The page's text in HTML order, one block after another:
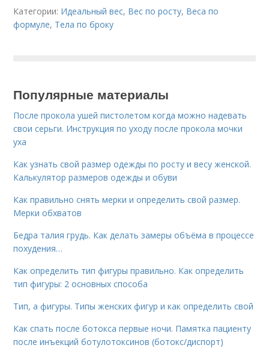
Категории: Идеальный вес, Вес по росту, Веса по
формуле, Тела по броку
Популярные материалы
После прокола ушей пистолетом когда можно надевать
свои серьги. Инструкция по уходу после прокола мочки
уха
Как узнать свой размер одежды по росту и весу женской.
Калькулятор размеров одежды и обуви
Как правильно снять мерки и определить свой размер.
Мерки обхватов
Бедра талия грудь. Как делать замеры объёма в процессе
похудения…
Как определить тип фигуры правильно. Как определить
тип фигуры: 2 основных способа
Тип, а фигуры. Типы женских фигур и как определить свой
Как спать после ботокса первые ночи. Памятка пациенту
после инъекций ботулотоксинов (ботокс/диспорт)